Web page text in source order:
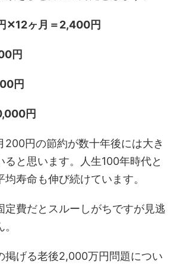
✕12ヶ月＝2,400円
円
円
円
200円の節約が数十年後には大き
ると思います。人生100年時代と
寿命も伸び続けています。
定費だとスルーしがちですが見逃
掲げる老後2,000万円問題につい